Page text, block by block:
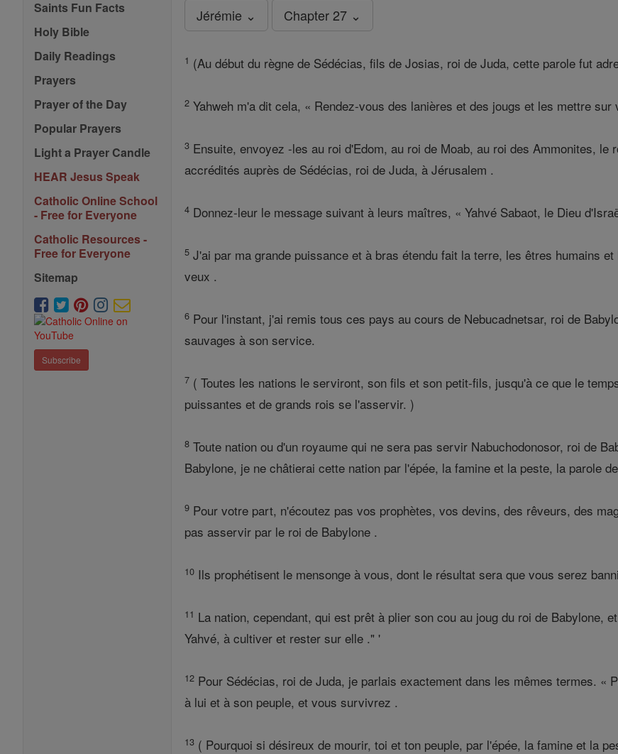
Saints Fun Facts
Holy Bible
Daily Readings
Prayers
Prayer of the Day
Popular Prayers
Light a Prayer Candle
HEAR Jesus Speak
Catholic Online School
- Free for Everyone
Catholic Resources -
Free for Everyone
Sitemap
Subscribe
Jérémie ⌄ Chapter 27 ⌄
1 (Au début du règne de Sédécias, fils de Josias, roi de Juda, cette parole fut
2 Yahweh m'a dit cela, « Rendez-vous des lanières et des jougs et les mettre sur
3 Ensuite, envoyez -les au roi d'Edom, au roi de Moab, au roi des Ammonites, le
accrédités auprès de Sédécias, roi de Juda, à Jérusalem .
4 Donnez-leur le message suivant à leurs maîtres, « Yahvé Sabaot, le Dieu
5 J'ai par ma grande puissance et à bras étendu fait la terre, les êtres humains
veux .
6 Pour l'instant, j'ai remis tous ces pays au cours de Nebucadnetsar, roi de
sauvages à son service.
7 ( Toutes les nations le serviront, son fils et son petit-fils, jusqu'à ce que le
puissantes et de grands rois se l'asservir. )
8 Toute nation ou d'un royaume qui ne sera pas servir Nabuchodonosor, roi de
Babylone, je ne châtierai cette nation par l'épée, la famine et la peste, la parole
9 Pour votre part, n'écoutez pas vos prophètes, vos devins, des rêveurs, des
pas asservir par le roi de Babylone .
10 Ils prophétisent le mensonge à vous, dont le résultat sera que vous serez
11 La nation, cependant, qui est prêt à plier son cou au joug du roi de Babylone,
Yahvé, à cultiver et rester sur elle ." '
12 Pour Sédécias, roi de Juda, je parlais exactement dans les mêmes termes. «
à lui et à son peuple, et vous survivrez .
13 ( Pourquoi si désireux de mourir, toi et ton peuple, par l'épée, la famine et la